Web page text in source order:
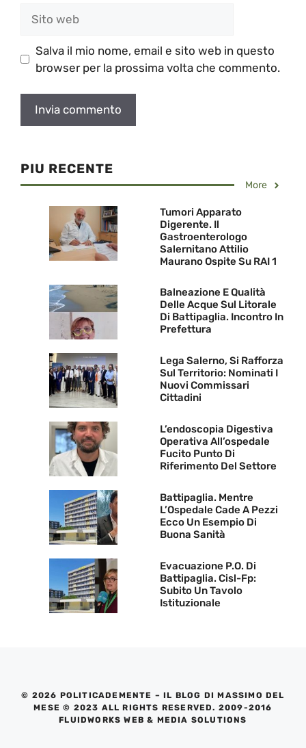
web
Salva il mio nome, email e sito web in questo
browser per la prossima volta che commento.
PIU RECENTE
More
Tumori Apparato
Digerente. Il
Gastroenterologo
Salernitano Attilio
Maurano Ospite Su RAI 1
Balneazione E Qualità
Delle Acque Sul Litorale
Di Battipaglia. Incontro In
Prefettura
Lega Salerno, Si Rafforza
Sul Territorio: Nominati I
Nuovi Commissari
Cittadini
L’endoscopia Digestiva
Operativa All’ospedale
Fucito Punto Di
Riferimento Del Settore
Battipaglia. Mentre
L’Ospedale Cade A Pezzi
Ecco Un Esempio Di
Buona Sanità
Evacuazione P.O. Di
Battipaglia. Cisl-Fp:
Subito Un Tavolo
Istituzionale
© 2026 POLITICADEMENTE – IL BLOG DI MASSIMO DEL
MESE © 2023 ALL RIGHTS RESERVED. 2009-2016
FLUIDWORKS WEB & MEDIA SOLUTIONS